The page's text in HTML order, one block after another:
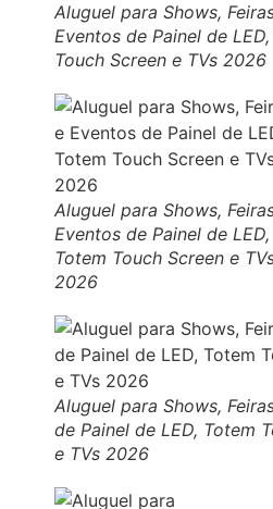
Aluguel para Shows,
Eventos de Painel de
Touch Screen e TVs 2026
Aluguel para Shows,
Eventos de Painel de LED,
Totem Touch Screen e
2026
Aluguel para Shows,
de Painel de LED, Totem
e TVs 2026